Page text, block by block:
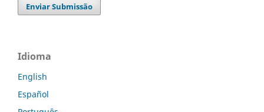
Enviar Submissão
Idioma
English
Español